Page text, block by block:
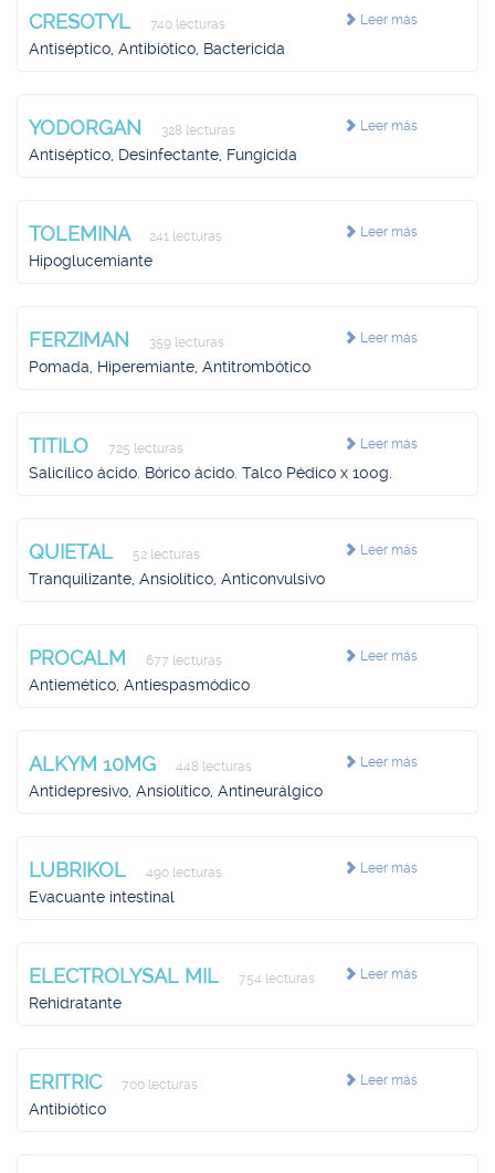
Leer más
CRESOTYL 740 lecturas
Antiséptico, Antibiótico, Bactericida
Leer más
YODORGAN 328 lecturas
Antiséptico, Desinfectante, Fungicida
Leer más
TOLEMINA 241 lecturas
Hipoglucemiante
Leer más
FERZIMAN 359 lecturas
Pomada, Hiperemiante, Antitrombótico
Leer más
TITILO 725 lecturas
Salicílico ácido. Bórico ácido. Talco Pédico x 100g.
Leer más
QUIETAL 52 lecturas
Tranquilizante, Ansiolítico, Anticonvulsivo
Leer más
PROCALM 677 lecturas
Antiemético, Antiespasmódico
Leer más
ALKYM 10MG 448 lecturas
Antidepresivo, Ansiolítico, Antineurálgico
Leer más
LUBRIKOL 490 lecturas
Evacuante intestinal
Leer más
ELECTROLYSAL MIL 754 lecturas
Rehidratante
Leer más
ERITRIC 700 lecturas
Antibiótico